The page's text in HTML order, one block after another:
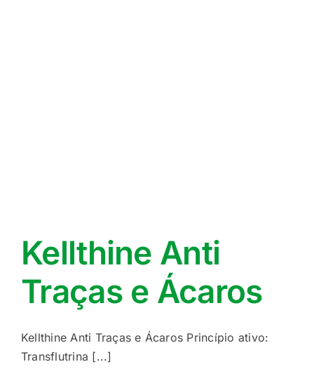
Kellthine Anti
Traças e Ácaros
Kellthine Anti Traças e Ácaros Princípio ativo:
Transflutrina [...]